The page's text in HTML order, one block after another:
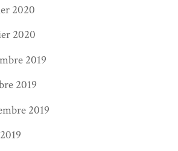
2020
2020
2019
2019
2019